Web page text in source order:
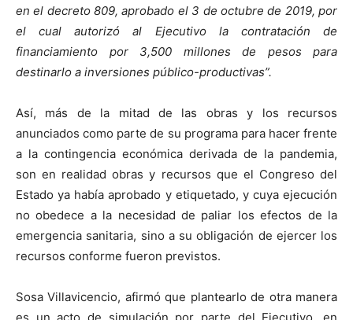
en el decreto 809, aprobado el 3 de octubre de 2019, por
el cual autorizó al Ejecutivo la contratación de
financiamiento por 3,500 millones de pesos para
destinarlo a inversiones público-productivas”.
Así, más de la mitad de las obras y los recursos
anunciados como parte de su programa para hacer frente
a la contingencia económica derivada de la pandemia,
son en realidad obras y recursos que el Congreso del
Estado ya había aprobado y etiquetado, y cuya ejecución
no obedece a la necesidad de paliar los efectos de la
emergencia sanitaria, sino a su obligación de ejercer los
recursos conforme fueron previstos.
Sosa Villavicencio, afirmó que plantearlo de otra manera